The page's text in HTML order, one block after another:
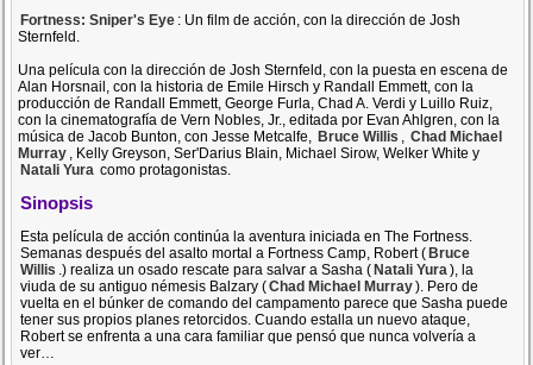
Fortness: Sniper's Eye : Un film de acción, con la dirección de Josh
Sternfeld.
Una película con la dirección de Josh Sternfeld, con la puesta en escena de
Alan Horsnail, con la historia de Emile Hirsch y Randall Emmett, con la
producción de Randall Emmett, George Furla, Chad A. Verdi y Luillo Ruiz,
con la cinematografía de Vern Nobles, Jr., editada por Evan Ahlgren, con la
música de Jacob Bunton, con Jesse Metcalfe, Bruce Willis , Chad Michael
Murray , Kelly Greyson, Ser'Darius Blain, Michael Sirow, Welker White y
Natali Yura como protagonistas.
Sinopsis
Esta película de acción continúa la aventura iniciada en The Fortness.
Semanas después del asalto mortal a Fortness Camp, Robert (Bruce
Willis .) realiza un osado rescate para salvar a Sasha (Natali Yura), la
viuda de su antiguo némesis Balzary (Chad Michael Murray). Pero de
vuelta en el búnker de comando del campamento parece que Sasha puede
tener sus propios planes retorcidos. Cuando estalla un nuevo ataque,
Robert se enfrenta a una cara familiar que pensó que nunca volvería a
ver…